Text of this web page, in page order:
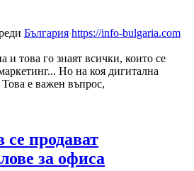
България https://info-bulgaria.com
и това го знаят всички, които се
Но на коя дигитална
Това е важен въпрос,
продават
за офиса